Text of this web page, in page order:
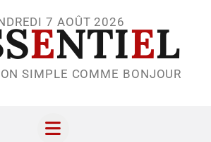
7 AOÛT 2026
ENTIEL
SIMPLE COMME BONJOUR